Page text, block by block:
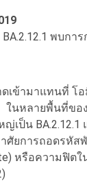
พบก
เข้ามาแทนที่ โ
ในหลายพื้นที่ขอ
เป็น
ศัยการถอดรหั
หรือความฟิต